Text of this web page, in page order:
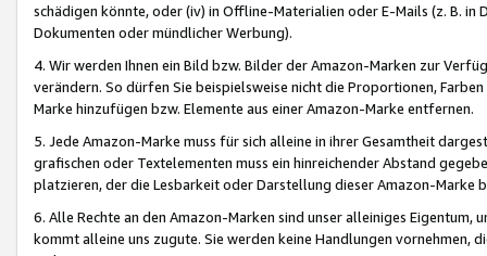
schädigen könnte, oder (iv) in Offline-Materialien oder E-Mails (z. B. in
Dokumenten oder mündlicher Werbung).
4. Wir werden Ihnen ein Bild bzw. Bilder der Amazon-Marken zur
verändern. So dürfen Sie beispielsweise nicht die Proportionen,
Marke hinzufügen bzw. Elemente aus einer Amazon-Marke entfernen.
5. Jede Amazon-Marke muss für sich alleine in ihrer Gesamtheit
grafischen oder Textelementen muss ein hinreichender Abstand
platzieren, der die Lesbarkeit oder Darstellung dieser Amazon-Marke
6. Alle Rechte an den Amazon-Marken sind unser alleiniges
kommt alleine uns zugute. Sie werden keine Handlungen vornehmen,